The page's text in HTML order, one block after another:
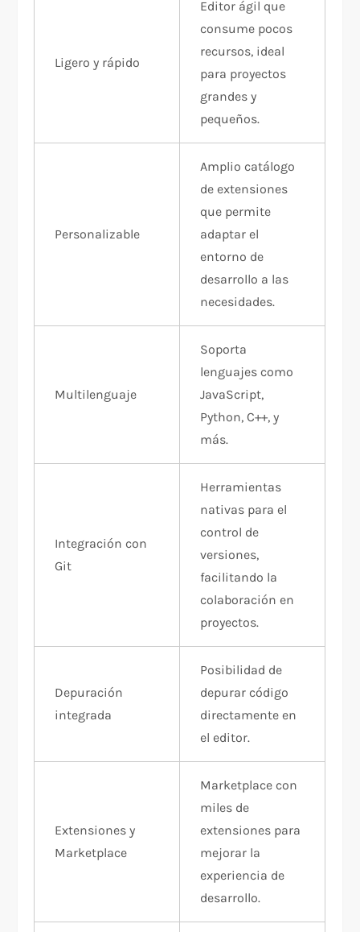
Ligero y rápido
Editor ágil que
consume pocos
recursos, ideal
para proyectos
grandes y
pequeños.
Personalizable
Amplio catálogo
de extensiones
que permite
adaptar el
entorno de
desarrollo a las
necesidades.
Multilenguaje
Soporta
lenguajes como
JavaScript,
Python, C++, y
más.
Integración con
Git
Herramientas
nativas para el
control de
versiones,
facilitando la
colaboración en
proyectos.
Depuración
integrada
Posibilidad de
depurar código
directamente en
el editor.
Extensiones y
Marketplace
Marketplace con
miles de
extensiones para
mejorar la
experiencia de
desarrollo.